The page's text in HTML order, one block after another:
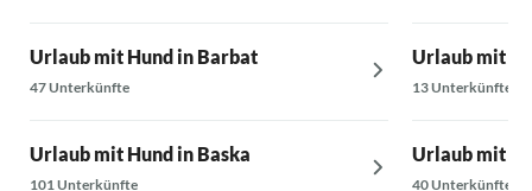
Urlaub mit Hund in Barbat
47 Unterkünfte
Urlaub mit Hund in Baska
101 Unterkünfte
Urlaub mit
13 Unterkünfte
Urlaub mit
40 Unterkünfte